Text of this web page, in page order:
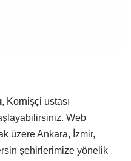
, Kornişçi ustası
Web
üzere Ankara, İzmir,
şehirlerimize yönelik